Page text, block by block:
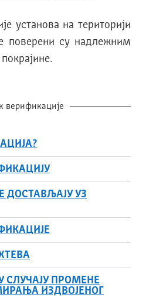
установа на територији
поверени су надлежним
верификације
ДОСТАВЉАЈУ УЗ
СЛУЧАЈУ ПРОМЕНЕ
ИЗДВОЈЕНОГ